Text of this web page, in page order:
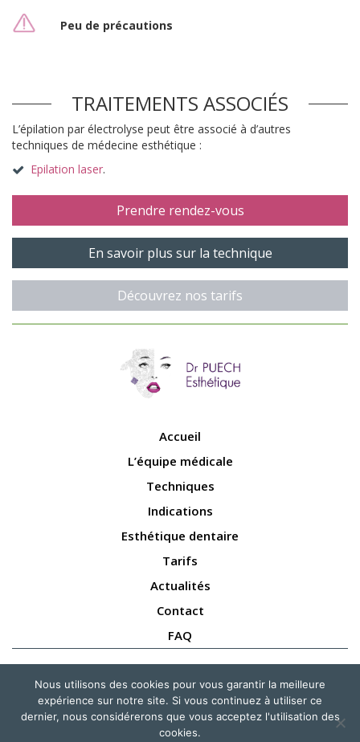
Peu de précautions
TRAITEMENTS ASSOCIÉS
L’épilation par électrolyse peut être associé à d’autres
techniques de médecine esthétique :
Epilation laser.
Prendre rendez-vous
En savoir plus sur la technique
Découvrez nos tarifs
Accueil
L’équipe médicale
Techniques
Indications
Esthétique dentaire
Tarifs
Actualités
Contact
FAQ
2026 Esthétique Gambetta SAS | Site Internet par
Nous utilisons des cookies pour vous garantir la meilleure
expérience sur notre site. Si vous continuez à utiliser ce
dernier, nous considérerons que vous acceptez l'utilisation des
cookies.